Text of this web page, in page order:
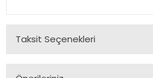
Taksit Seçenekleri